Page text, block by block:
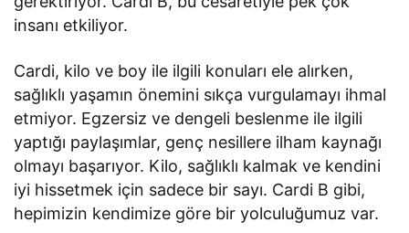
insanı etkiliyor.
Cardi, kilo ve boy ile ilgili konuları ele alırken,
sağlıklı yaşamın önemini sıkça vurgulamayı ihmal
etmiyor. Egzersiz ve dengeli beslenme ile ilgili
yaptığı paylaşımlar, genç nesillere ilham kaynağı
olmayı başarıyor. Kilo, sağlıklı kalmak ve kendini
iyi hissetmek için sadece bir sayı. Cardi B gibi,
hepimizin kendimize göre bir yolculuğumuz var.